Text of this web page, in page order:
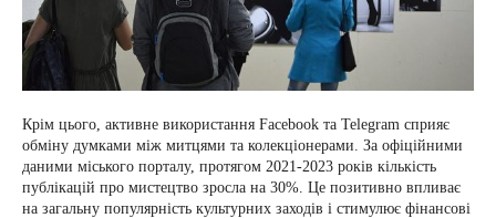
Крім цього, активне використання Facebook та Telegram сприяє
обміну думками між митцями та колекціонерами. За офіційними
даними міського порталу, протягом 2021-2023 років кількість
публікацій про мистецтво зросла на 30%. Це позитивно впливає
на загальну популярність культурних заходів і стимулює фінансові